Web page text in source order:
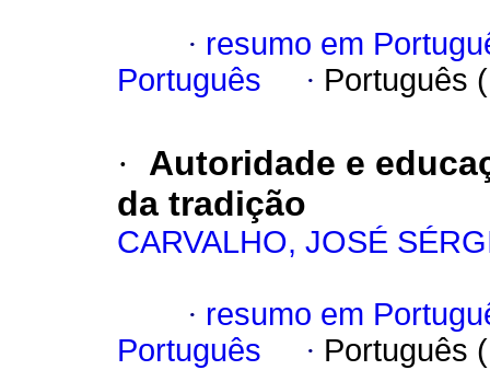
· resumo em
Português
· Português
·
Autoridade e
da tradição
CARVALHO, JOSÉ
· resumo em
Português
· Português